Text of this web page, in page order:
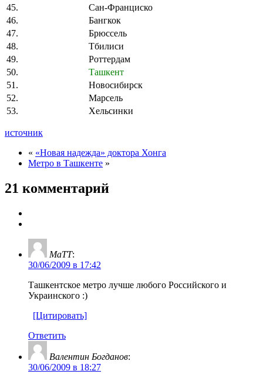
45.
Сан-Франциско
46.
Бангкок
47.
Брюссель
48.
Тбилиси
49.
Роттердам
50.
Ташкент
51.
Новосибирск
52.
Марсель
53.
Хельсинки
источник
« «Новая надежда» доктора Хонга
Метро в Ташкенте »
21 комментарий
MaTT:
30/06/2009 в 17:42
Ташкентское метро лучше любого Российского и
Украинского :)
[Цитировать]
Ответить
Валентин Богданов:
30/06/2009 в 18:27